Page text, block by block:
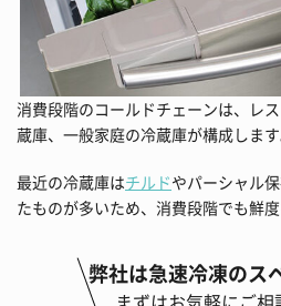
消費段階のコールドチェーンは、レ
蔵庫、一般家庭の冷蔵庫が構成します
最近の冷蔵庫はチルドやパーシャル
たものが多いため、消費段階でも鮮
弊社は急速冷凍のス